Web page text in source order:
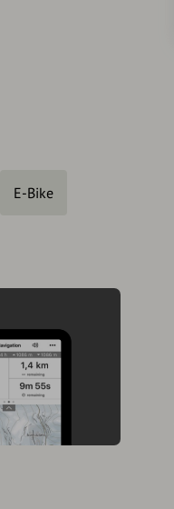
E-Bike